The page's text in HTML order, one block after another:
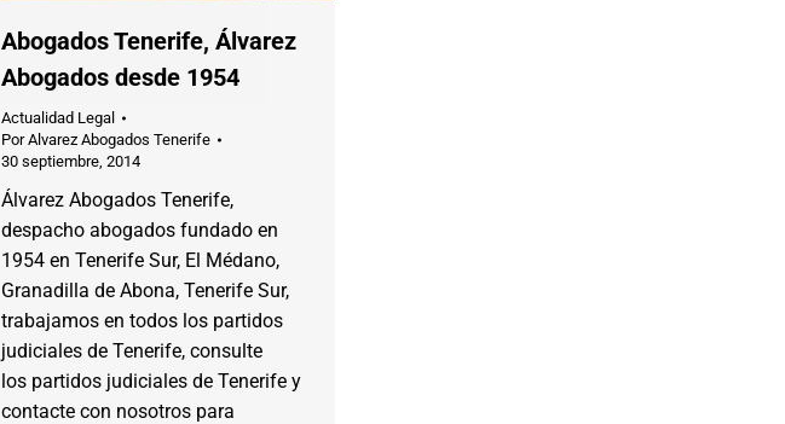
Abogados Tenerife, Álvarez
Abogados desde 1954
Actualidad Legal
PorAlvarez Abogados Tenerife
30 septiembre, 2014
Álvarez Abogados Tenerife,
despacho abogados fundado en
1954 en Tenerife Sur, El Médano,
Granadilla de Abona, Tenerife Sur,
trabajamos en todos los partidos
judiciales de Tenerife, consulte
los partidos judiciales de Tenerife y
contacte con nosotros para